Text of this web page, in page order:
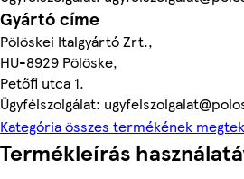
Gyártó címe
Pölöskei Italgyártó Zrt.,
HU-8929 Pölöske,
Petőfi utca 1.
Ügyfélszolgálat:
Kategória összes termékének
Termékleírás